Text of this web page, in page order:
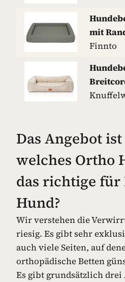
mit
Finnto
Das Angebot
welches Ortho
das richtige für
Hund?
Wir verstehen die
riesig. Es gibt sehr
auch viele Seiten, auf
orthopädische Betten
Es gibt grundsätzlich